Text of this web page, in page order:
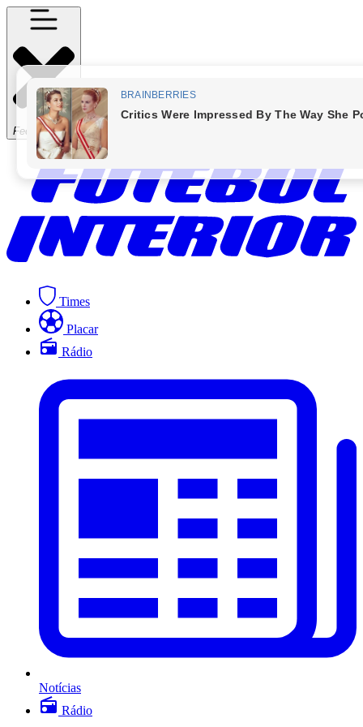
Fechar Menu
Times
Placar
Rádio
Notícias
Rádio